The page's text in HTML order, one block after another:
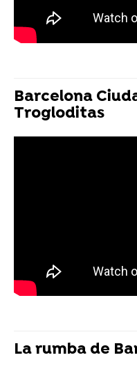
Barcelona
Trogloditas
La rumba de